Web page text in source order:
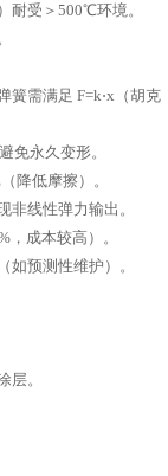
耐受＞500℃环境。
簧需满足 F=k⋅x（胡克
免永久变形。
降低摩擦）。
非线性弹力输出。
成本较高）。
如预测性维护）。
层。